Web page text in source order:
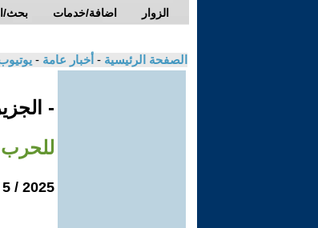
بحث/ اضافة/خدمات الزوار
الصفحة الرئيسية - أخبار عامة -
-
للحرب
2025 / 5 / 25